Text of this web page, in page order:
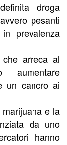
droga
pesanti
prevalenza
arreca al
aumentare
un cancro ai
e la
da uno
hanno